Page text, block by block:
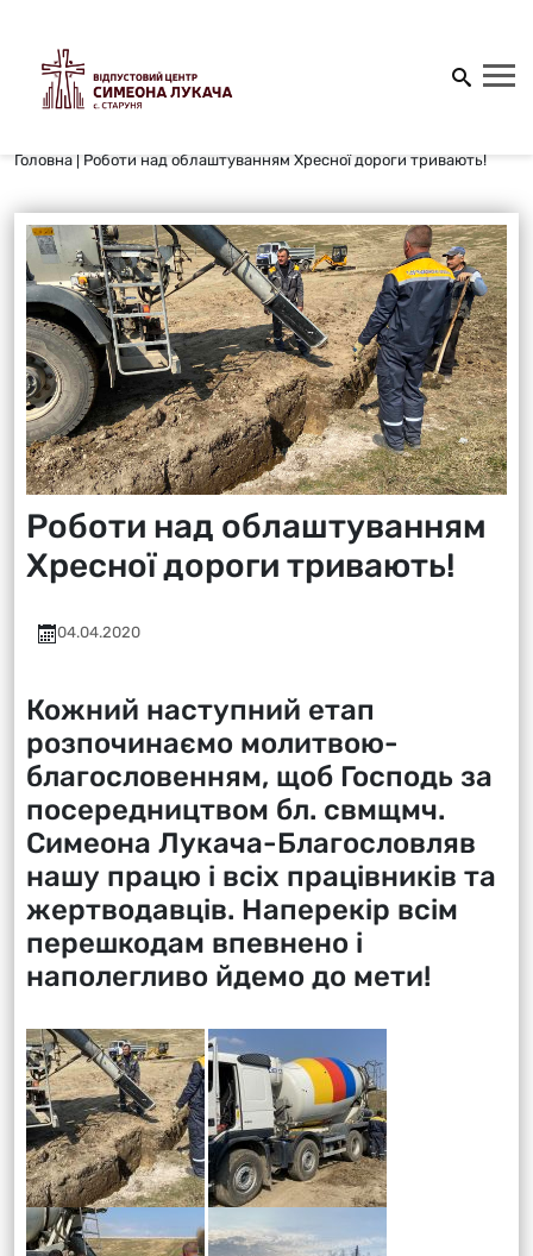
Головна | Роботи над облаштуванням Хресної дороги тривають!
Роботи над облаштуванням
Хресної дороги тривають!
04.04.2020
Кожний наступний етап
розпочинаємо молитвою-
благословенням, щоб Господь за
посередництвом бл. свмщмч.
Симеона Лукача-Благословляв
нашу працю і всіх працівників та
жертводавців. Наперекір всім
перешкодам впевнено і
наполегливо йдемо до мети!